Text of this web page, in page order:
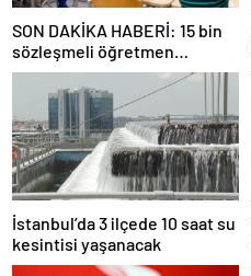
SON DAKİKA HABERİ: 15 bin
sözleşmeli öğretmen
atamasında sözlü sınava hak
kazanan adaylar açıklandı
İstanbul’da 3 ilçede 10 saat su
kesintisi yaşanacak